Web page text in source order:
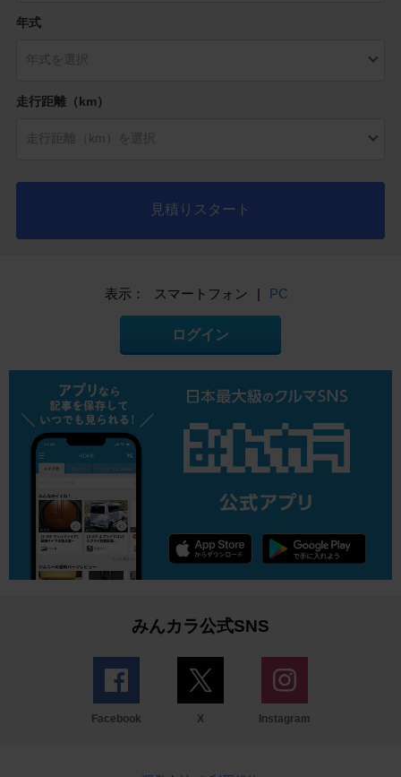
年式
走行距離（km）
見積りスタート
表示： スマートフォン | PC
ログイン
みんカラ公式SNS
Facebook X Instagram